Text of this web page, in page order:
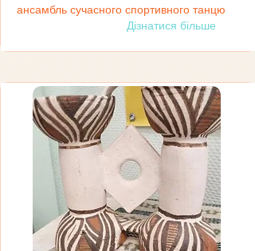
ансамбль сучасного спортивного танцю
Дізнатися більше